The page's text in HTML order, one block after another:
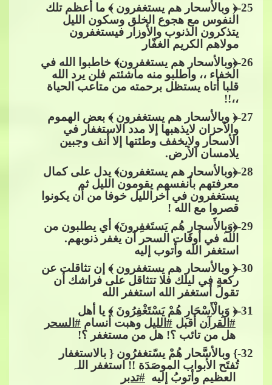
25-﴿ وباﻷسحار هم يستغفرون ﴾ ما أعظم تلك
النفوس مع هجوع الخلق وسكون الليل
يتذكرون الذنوب والأوزار فيستغفرون
مولاهم الكريم الغفّار
26-﴿وبالأسحار هم يستغفرون﴾ خاطبوا الله في
الخفاء ،، واطلبو منه ماشئتم فلن يرد الله
قلبا أتاه يستظل برحمته من متاعب الحياة
،،!!
27-﴿ وبالأسحار هم يستغفرون ﴾ بعض الهموم
والأحزان لايذهبها إلا مدد الاستغفار في
الأسحار ولايخفف وطئتها إلا أنف وجبين
يلامسان الأرض.
28-﴿وباﻷسحار هم يستغفرون﴾ يدل على كمال
معرفتهم بأنفسهم يقومون الليل ثم
يستغفرون في آخرالليل خوفا من أن ​​ يكونوا
قصروا مع الله !
29-﴿وَبِالأَسحارِ هُم يَستَغفِرونَ﴾ أي يطلبون من
الله في أوقات السحر أن يغفر ذنوبهم.
استغفر الله وأتوب إليه
30-﴿ وبالأسحار هم يستغفرون ﴾ إن تثاقلت عن
ركعةٍ في ليلك فلا تتثاقل على فراشك أن
تقول أستغفر الله استغفر الله​​
31-﴿​​ وَبِالْأَسْحَارِ هُمْ يَسْتَغْفِرُونَ ﴾ يا أهل​​
#القرآن ​​ أقبل​​ #الليل ​​ وهبت أنسام​​ #السحر
هل من تائب ؟! هل من مستغفر ؟!
32-} وبالأسَّحار هُمْ يسّتغفرُون { بالاستغفار
تُفتَح الأبواب الموصَدَة !! استغفر اللہ
العظيم وأتوبُ إليه ​​ #تدبر